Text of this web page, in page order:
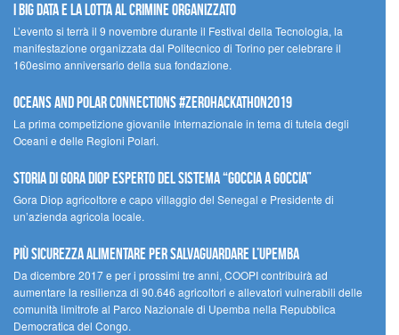
I Big Data e la lotta al crimine organizzato
L’evento si terrà il 9 novembre durante il Festival della Tecnologia, la
manifestazione organizzata dal Politecnico di Torino per celebrare il
160esimo anniversario della sua fondazione.
Oceans and Polar Connections #ZEROHackathon2019
La prima competizione giovanile Internazionale in tema di tutela degli
Oceani e delle Regioni Polari.
STORIA DI GORA DIOP ESPERTO DEL SISTEMA “GOCCIA A GOCCIA”
Gora Diop agricoltore e capo villaggio del Senegal e Presidente di
un’azienda agricola locale.
Più sicurezza alimentare per salvaguardare l’Upemba
Da dicembre 2017 e per i prossimi tre anni, COOPI contribuirà ad
aumentare la resilienza di 90.646 agricoltori e allevatori vulnerabili delle
comunità limitrofe al Parco Nazionale di Upemba nella Repubblica
Democratica del Congo.